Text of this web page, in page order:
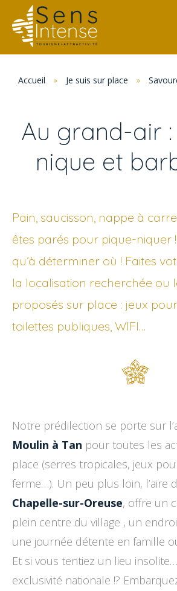
Accueil » Je suis sur place »
Au grand-air
nique et
Pain, saucisson, nappe à
êtes parés pour pique-niquer
qu’à déterminer où ! Faites
la localisation recherchée ou
proposés sur place : jeux
toilettes publiques, WIFI…
Notre prédilection se porte sur
Moulin à Tan pour toutes les
place (serres tropicales, jeux
ferme…). Un peu plus loin, l’aire
Chapelle-sur-Oreuse, offre un
plein centre du village , un
une journée détente en famille
Et si vous tentiez un lieu
exclusivité nationale !?